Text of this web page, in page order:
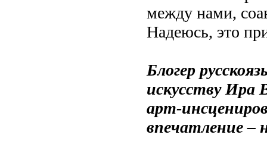
между нами,
Надеюсь, это
Блогер
искусству Ира
арт-
впечатление –